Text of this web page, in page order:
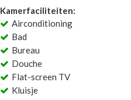
Kamerfaciliteiten:
Airconditioning
Bad
Bureau
Douche
Flat-screen TV
Kluisje